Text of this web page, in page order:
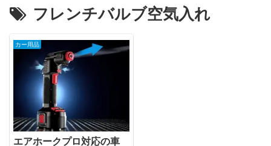
フレンチバルブ空気入れ
カー用品
エアホークプロ対応の車